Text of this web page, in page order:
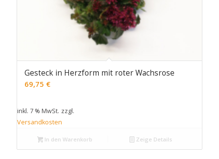
Gesteck in Herzform mit roter Wachsrose
69,75 €
inkl. 7 % MwSt. zzgl.
Versandkosten
In den Warenkorb Zeige Details